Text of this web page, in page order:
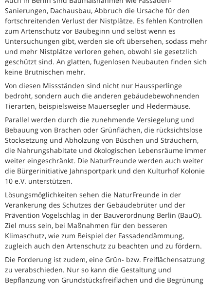
Sanierungen, Dachausbau, Abbruch die Ursache für den
fortschreitenden Verlust der Nistplätze. Es fehlen Kontrollen
zum Artenschutz vor Baubeginn und selbst wenn es
Untersuchungen gibt, werden sie oft übersehen, sodass mehr
und mehr Nistplätze verloren gehen, obwohl sie gesetzlich
geschützt sind. An glatten, fugenlosen Neubauten finden sich
keine Brutnischen mehr.
Von diesen Missständen sind nicht nur Haussperlinge
bedroht, sondern auch die anderen gebäudebewohnenden
Tierarten, beispielsweise Mauersegler und Fledermäuse.
Parallel werden durch die zunehmende Versiegelung und
Bebauung von Brachen oder Grünflächen, die rücksichtslose
Stocksetzung und Abholzung von Büschen und Sträuchern,
die Nahrungshabitate und ökologischen Lebensräume immer
weiter eingeschränkt. Die NaturFreunde werden auch weiter
die Bürgerinitiative Jahnsportpark und den Kulturhof Kolonie
10 e.V. unterstützen.
Lösungsmöglichkeiten sehen die NaturFreunde in der
Verankerung des Schutzes der Gebäudebrüter und der
Prävention Vogelschlag in der Bauverordnung Berlin (BauO).
Ziel muss sein, bei Maßnahmen für den besseren
Klimaschutz, wie zum Beispiel der Fassadendämmung,
zugleich auch den Artenschutz zu beachten und zu fördern.
Die Forderung ist zudem, eine Grün- bzw. Freiflächensatzung
zu verabschieden. Nur so kann die Gestaltung und
Bepflanzung von Grundstücksfreiflächen und die Begrünung